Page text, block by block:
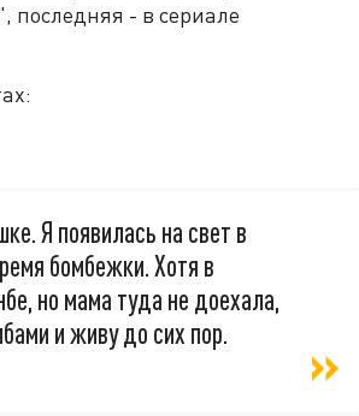
последняя - в сериале
Я появилась на свет в
бомбежки. Хотя в
но мама туда не доехала,
и живу до сих пор.